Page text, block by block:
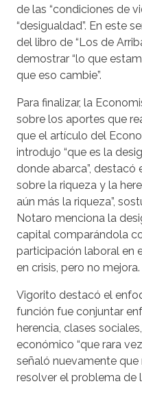
de las “condiciones de
“desigualdad”. En este
del libro de “Los de
demostrar “lo que
que eso cambie”.
Para finalizar, la
sobre los aportes que
que el artículo del
introdujo “que es la
donde abarca”, destacó
sobre la riqueza y la
aún más la riqueza”,
Notaro menciona la
capital comparándola
participación laboral en
en crisis, pero no mejora.
Vigorito destacó el
función fue conjuntar
herencia, clases
económico “que rara
señaló nuevamente
resolver el problema de